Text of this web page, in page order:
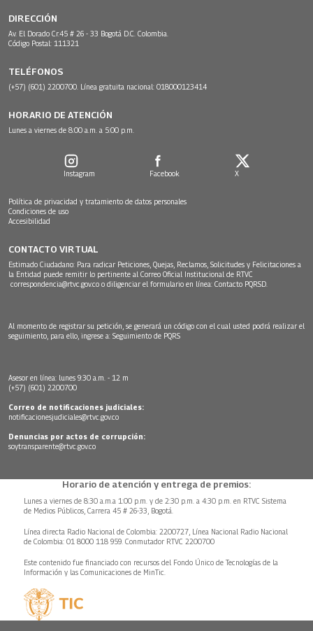
DIRECCIÓN
Av. El Dorado Cr.45 # 26 - 33 Bogotá D.C. Colombia.
Código Postal: 111321
TELÉFONOS
(+57) (601) 2200700. Línea gratuita nacional: 018000123414
HORARIO DE ATENCIÓN
Lunes a viernes de 8:00 a.m. a 5:00 p.m.
Instagram Facebook X
Política de privacidad y tratamiento de datos personales
Condiciones de uso
Accesibilidad
CONTACTO VIRTUAL
Estimado Ciudadano: Para radicar Peticiones, Quejas, Reclamos, Solicitudes y Felicitaciones a
la Entidad puede remitir lo pertinente al Correo Oficial Institucional de RTVC
correspondencia@rtvc.gov.co o diligenciar el formulario en línea: Contacto PQRSD.
Al momento de registrar su petición, se generará un código con el cual usted podrá realizar el
seguimiento, para ello, ingrese a: Seguimiento de PQRS
Asesor en línea: lunes 9:30 a.m. - 12 m
(+57) (601) 2200700
Correo de notificaciones judiciales:
notificacionesjudiciales@rtvc.gov.co
Denuncias por actos de corrupción:
soytransparente@rtvc.gov.co
Horario de atención y entrega de premios:
Lunes a viernes de 8:30 a.m.a 1:00 p.m. y de 2:30 p.m. a 4:30 p.m. en RTVC Sistema
de Medios Públicos, Carrera 45 # 26-33, Bogotá.
Línea directa Radio Nacional de Colombia: 2200727, Línea Nacional Radio Nacional
de Colombia: 01 8000 118 959. Conmutador RTVC 2200700
Este contenido fue financiado con recursos del Fondo Único de Tecnologías de la
Información y las Comunicaciones de MinTic.